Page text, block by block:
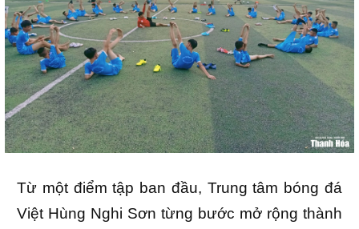
Từ một điểm tập ban đầu, Trung tâm bóng đá
Việt Hùng Nghi Sơn từng bước mở rộng thành